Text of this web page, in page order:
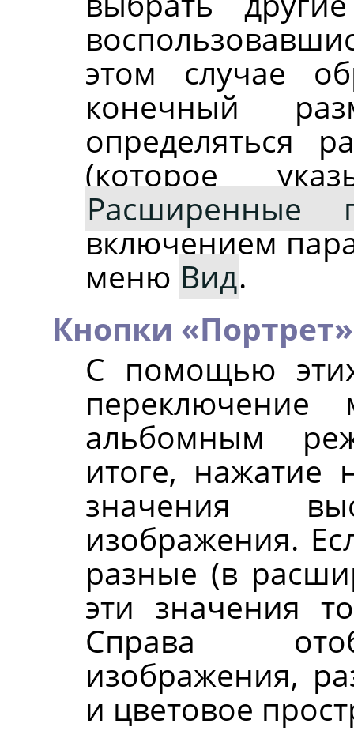
этом случае
конечный
определяться
(которое
Расширенные
включением
меню Вид.
Кнопки «Портрет»
С помощью
альбомным
итоге, нажатие
значения
изображения.
разные (в
эти значения
Справа
изображения,
и цветовое